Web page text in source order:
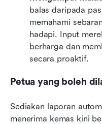
balas daripada
memahami
hadapi. Input
berharga dan
secara proaktif.
Petua yang boleh
Sediakan laporan
menerima kemas kini